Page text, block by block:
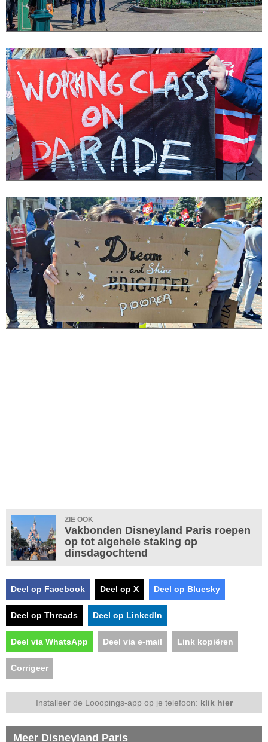
ZIE OOK
Vakbonden Disneyland Paris roepen
op tot algehele staking op
dinsdagochtend
Deel op Facebook Deel op X Deel op Bluesky
Deel op Threads Deel op LinkedIn
Deel via WhatsApp Deel via e-mail Link kopiëren
Corrigeer
Installeer de Looopings-app op je telefoon: klik hier
Meer Disneyland Paris